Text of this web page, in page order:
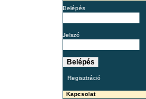
Belépés
Jelszó
Regisztráció
Kapcsolat